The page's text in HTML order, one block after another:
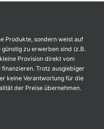
Produkte, sondern weist auf
zu erwerben sind (z.B.
Provision direkt vom
Trotz ausgiebiger
keine Verantwortung für die
der Preise übernehmen.